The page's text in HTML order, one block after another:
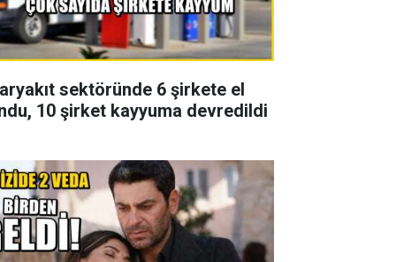
sektöründe 6 şirkete el
10 şirket kayyuma devredildi